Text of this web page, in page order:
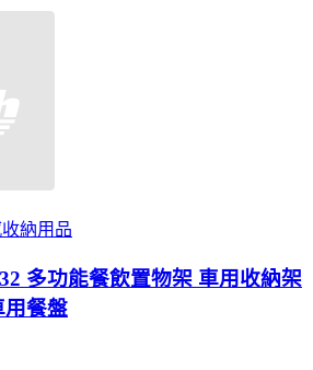
納用品
多功能餐飲置物架 車用收納架
用餐盤